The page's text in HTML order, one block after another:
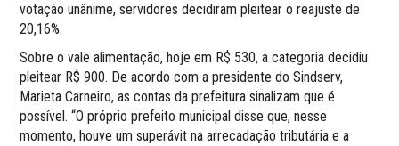
votação unânime, servidores decidiram pleitear o reajuste de
20,16%.
Sobre o vale alimentação, hoje em R$ 530, a categoria decidiu
pleitear R$ 900. De acordo com a presidente do Sindserv,
Marieta Carneiro, as contas da prefeitura sinalizam que é
possível. “O próprio prefeito municipal disse que, nesse
momento, houve um superávit na arrecadação tributária e a